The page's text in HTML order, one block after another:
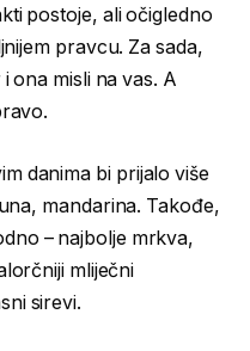
postoje, ali očigledno
pravcu. Za sada,
ona misli na vas. A
danima bi prijalo više
mandarina. Takođe,
– najbolje mrkva,
mliječni
sirevi.